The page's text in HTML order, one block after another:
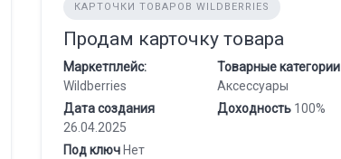
КАРТОЧКИ ТОВАРОВ WILDBERRIES
Продам карточку товара
Маркетплейс:
Wildberries
Товарные категории
Аксессуары
Дата создания
26.04.2025
Доходность100%
Под ключНет